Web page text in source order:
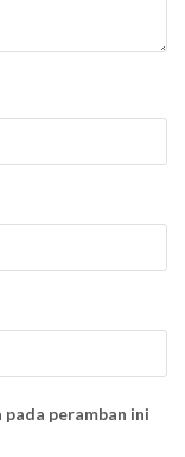
pada peramban ini